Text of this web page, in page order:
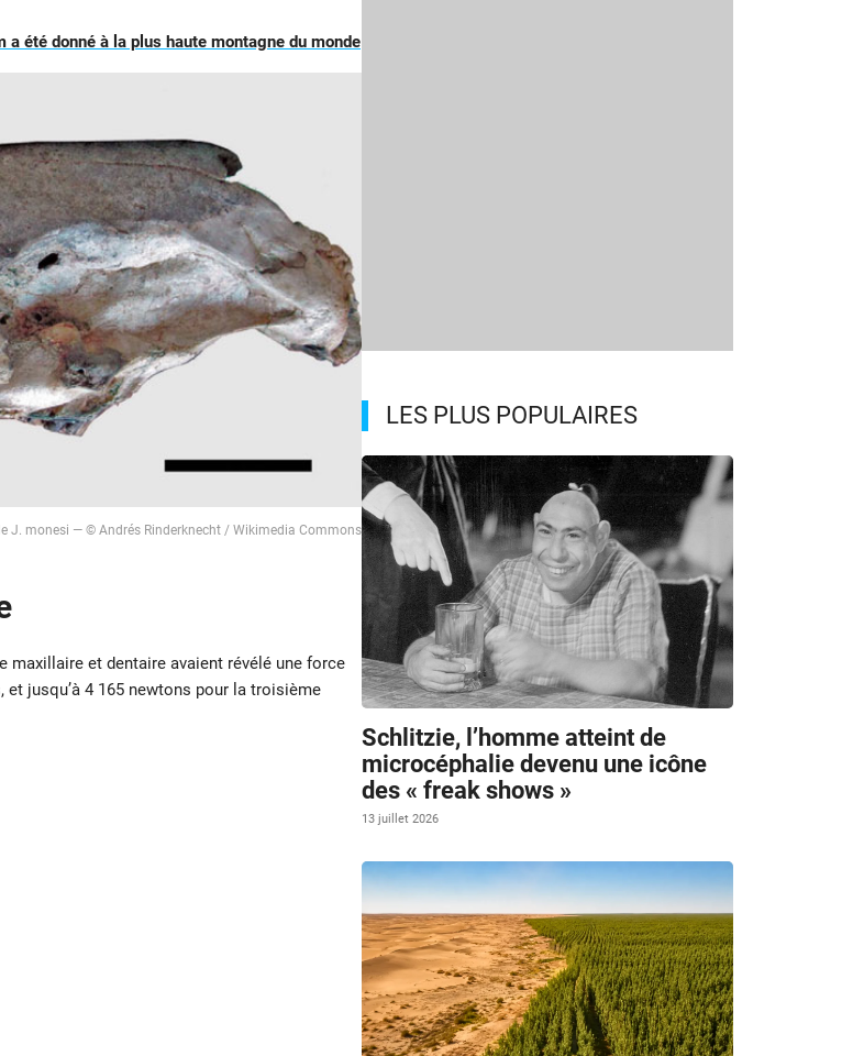
été donné à la plus haute montagne du monde
J. monesi — © Andrés Rinderknecht / Wikimedia Commons
maxillaire et dentaire avaient révélé une force
jusqu’à 4 165 newtons pour la troisième
LES PLUS POPULAIRES
Schlitzie, l’homme atteint de
microcéphalie devenu une icône
des « freak shows »
13 juillet 2026